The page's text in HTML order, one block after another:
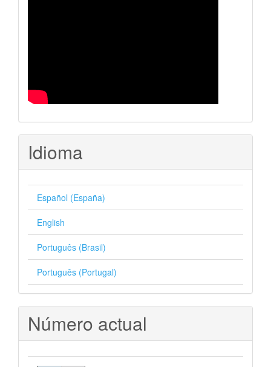
Idioma
Español (España)
English
Português (Brasil)
Português (Portugal)
Número actual